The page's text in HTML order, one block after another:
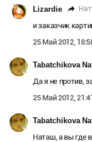
Lizardie
и заказчик
25 Май 2012,
Tabatchikova
Да я не против,
25 Май 2012,
Tabatchikova
Наташ, а вы где